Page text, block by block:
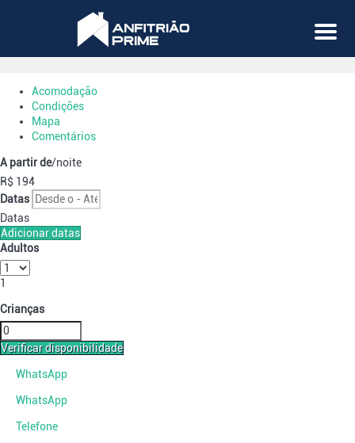
Menu
Acomodação
Condições
Mapa
Comentários
A partir de/noite
R$ 194
Datas
Datas
Adicionar datas
Adultos
1
Crianças
Verificar disponibilidade
WhatsApp
WhatsApp
Telefone